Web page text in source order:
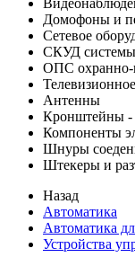
Домофоны и
Сетевое
СКУД системы
ОПС охранно-
Антенны
Кронштейны -
Компоненты
Шнуры
Штекеры и
Назад
Автоматика
Автоматика
Устройства